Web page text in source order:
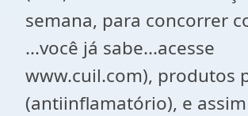
semana, para concorrer
...você já sabe...acesse
www.cuil.com), produtos
(antiinflamatório), e